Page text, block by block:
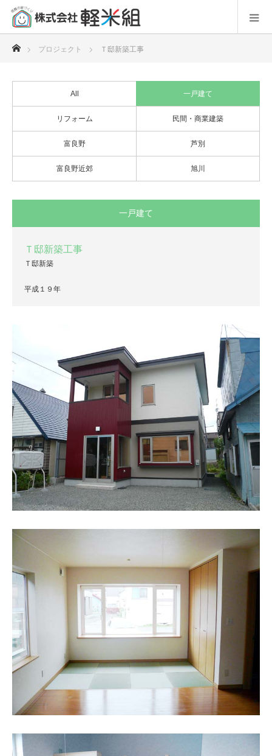
プロジェクト Ｔ邸新築工事
All 一戸建て
リフォーム 民間・商業建築
富良野 芦別
富良野近郊 旭川
一戸建て
Ｔ邸新築工事
Ｔ邸新築
平成１９年